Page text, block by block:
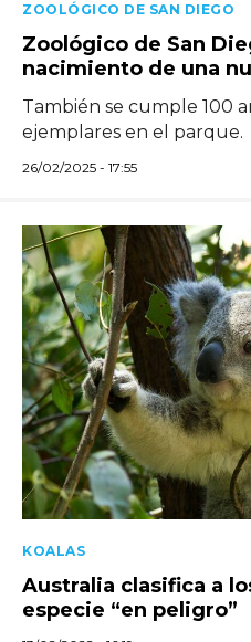
ZOOLÓGICO DE SAN DIEGO
Zoológico de San
nacimiento de una
También se cumple 100
ejemplares en el parque.
26/02/2025 - 17:55
KOALAS
Australia clasifica a
especie “en peligro”